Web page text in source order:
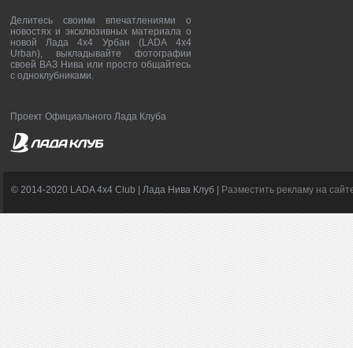
Делитесь своими впечатлениями о
новостях и эксклюзивных материала о
новой Лада 4х4 Урбан (LADA 4x4
Urban), выкладывайте фотографии
своей ВАЗ Нива или просто общайтесь
с одноклубниками.
Проект Официального Лада Клуба
© 2014-2020 LADA 4x4 Club | Лада Нива Клуб | Разместить рекламу на